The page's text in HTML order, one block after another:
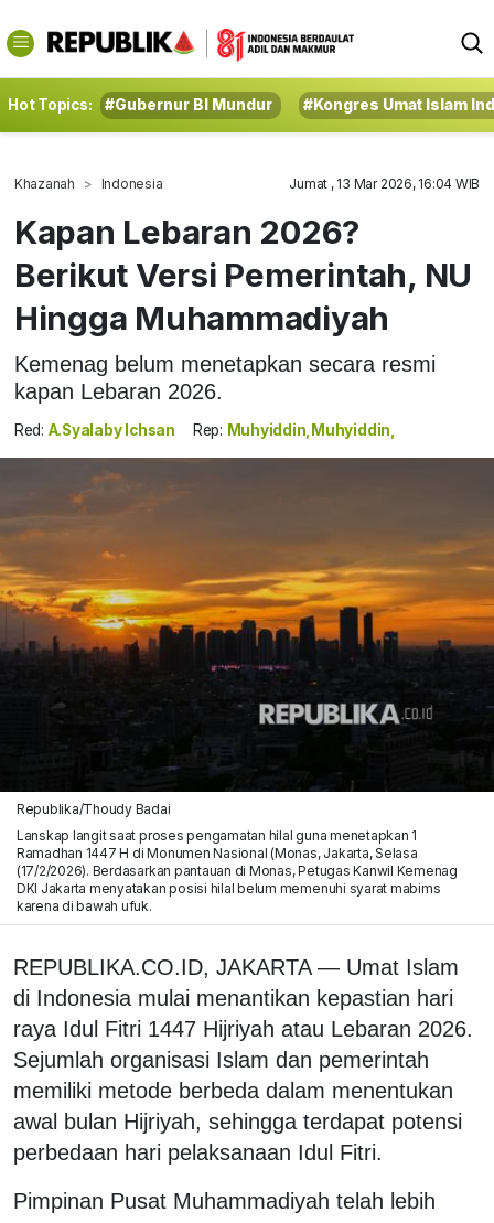
Hot Topics: #Gubernur BI Mundur #Kongres Umat Islam
Khazanah Indonesia Jumat , 13 Mar 2026, 16:04 WIB
Kapan Lebaran 2026?
Berikut Versi Pemerintah, NU
Hingga Muhammadiyah
Kemenag belum menetapkan secara resmi
kapan Lebaran 2026.
Red: A.Syalaby Ichsan Rep: Muhyiddin,Muhyiddin,
Republika/Thoudy Badai
Lanskap langit saat proses pengamatan hilal guna menetapkan 1
Ramadhan 1447 H di Monumen Nasional (Monas, Jakarta, Selasa
(17/2/2026). Berdasarkan pantauan di Monas, Petugas Kanwil Kemenag
DKI Jakarta menyatakan posisi hilal belum memenuhi syarat mabims
karena di bawah ufuk.
REPUBLIKA.CO.ID, JAKARTA — Umat Islam
di Indonesia mulai menantikan kepastian hari
raya Idul Fitri 1447 Hijriyah atau Lebaran 2026.
Sejumlah organisasi Islam dan pemerintah
memiliki metode berbeda dalam menentukan
awal bulan Hijriyah, sehingga terdapat potensi
perbedaan hari pelaksanaan Idul Fitri.
Pimpinan Pusat Muhammadiyah telah lebih